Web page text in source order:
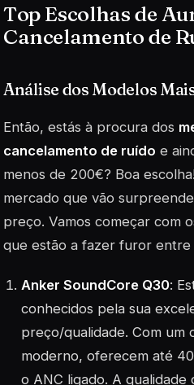
Top Escolhas de
Cancelamento de
Análise dos Modelos
Então, estás à procura dos
cancelamento de ruído e
menos de 200€? Boa
mercado que vão
preço. Vamos começar com
que estão a fazer furor entre
Anker SoundCore Q30:
conhecidos pela sua
preço/qualidade. Com um
moderno, oferecem até
o ANC ligado. A qualidade